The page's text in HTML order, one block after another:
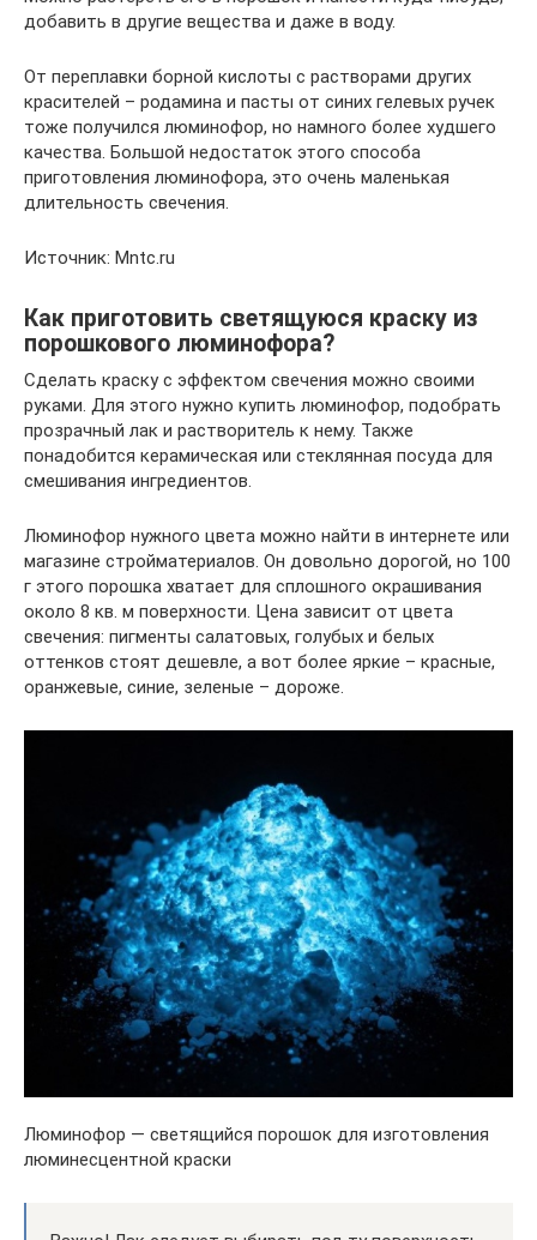
добавить в другие вещества и даже в воду.
От переплавки борной кислоты с растворами других
красителей – родамина и пасты от синих гелевых ручек
тоже получился люминофор, но намного более худшего
качества. Большой недостаток этого способа
приготовления люминофора, это очень маленькая
длительность свечения.
Источник: Mntc.ru
Как приготовить светящуюся краску из
порошкового люминофора?
Сделать краску с эффектом свечения можно своими
руками. Для этого нужно купить люминофор, подобрать
прозрачный лак и растворитель к нему. Также
понадобится керамическая или стеклянная посуда для
смешивания ингредиентов.
Люминофор нужного цвета можно найти в интернете или
магазине стройматериалов. Он довольно дорогой, но 100
г этого порошка хватает для сплошного окрашивания
около 8 кв. м поверхности. Цена зависит от цвета
свечения: пигменты салатовых, голубых и белых
оттенков стоят дешевле, а вот более яркие – красные,
оранжевые, синие, зеленые – дороже.
Люминофор — светящийся порошок для изготовления
люминесцентной краски